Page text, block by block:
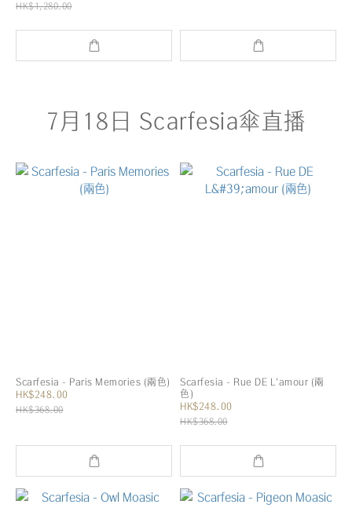
HK$1,280.00
7月18日 Scarfesia傘直播
Scarfesia - Paris Memories (兩色)
HK$248.00
HK$368.00
Scarfesia - Rue DE L'amour (兩
色)
HK$248.00
HK$368.00